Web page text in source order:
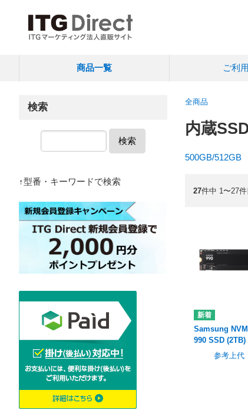
商品一覧 ご利
全商品
内蔵
500GB/512GB
27件中 1〜27件
Samsung
990 SSD (2TB)
参考上代
検索
検索
↑型番・キーワードで検索